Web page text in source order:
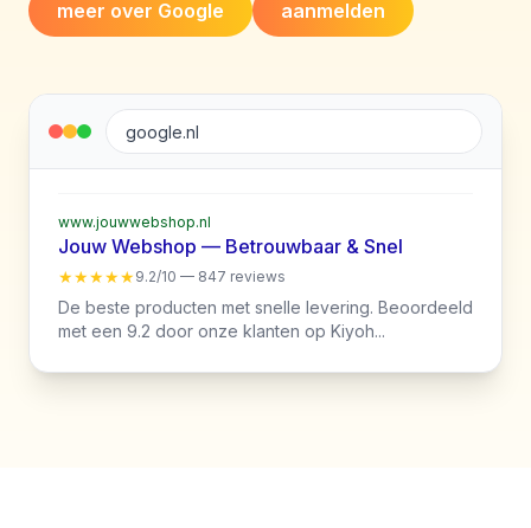
meer over Google aanmelden
google.nl
www.jouwwebshop.nl
Jouw Webshop — Betrouwbaar & Snel
★★★★★9.2/10 — 847 reviews
De beste producten met snelle levering. Beoordeeld
met een 9.2 door onze klanten op Kiyoh...